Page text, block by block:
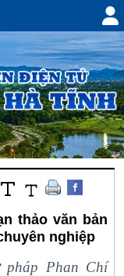
thảo văn bản
nghiệp
pháp Phan Chí